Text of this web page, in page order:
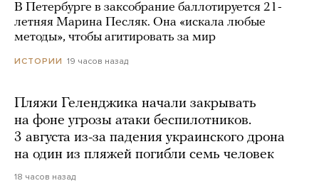
В Петербурге в заксобрание баллотируется 21-
летняя Марина Песляк. Она «искала любые
методы», чтобы агитировать за мир
ИСТОРИИ 19 часов назад
Пляжи Геленджика начали закрывать
на фоне угрозы атаки беспилотников.
3 августа из-за падения украинского дрона
на один из пляжей погибли семь человек
18 часов назад